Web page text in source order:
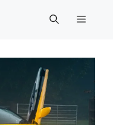
Menu